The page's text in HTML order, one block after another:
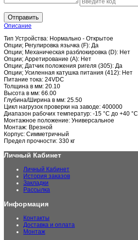
Отправить
Описание
Тип Устройства: Нормально - Открытое
Опции; Регулировка язычка (F): Да
Опции; Механическая разблокировка (D): Нет
Опции; Арретирование (A): Нет
Опции; Датчик положения ригеля (305): Да
Опции; Усиленная катушка питания (412): Нет
Питание тока: 24VDC
Толщина в мм: 20.10
Высота в мм: 66.00
Глубина/Ширина в мм: 25.50
Цикл нагрузок проверки на заводе: 400000
Диапазон рабочих температур: -15 °C до +40 °C
Монтажное положение: Универсальное
Монтаж: Врезной
Корпус: Симметричный
Предел прочности: 330 кг
Личный Кабинет
Личный Кабинет
История заказов
Закладки
Рассылка
Информация
Контакты
Доставка и оплата
Монтаж